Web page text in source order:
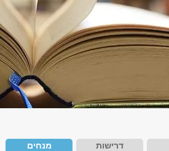
דרישות מנחים